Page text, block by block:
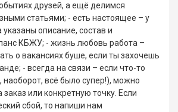
друзей, а ещё делимся
статьями; - есть настоящее – у
описание, состав и
КБЖУ; - жизнь любовь работа –
о вакансиях буше, если ты захочешь
- всегда на связи – если что-то
наоборот, всё было супер!), можно
заказ или конкретную точку. Если
сбой, то напиши нам